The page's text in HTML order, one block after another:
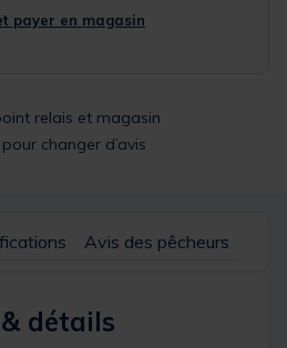
payer en magasin
relais et magasin
changer d’avis
Avis des pêcheurs
détails